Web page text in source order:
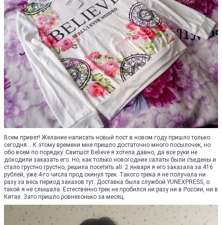
Всем привет! Желание написать новый пост в новом году пришло только
сегодня... К этому времени мне пришло достаточно много посылочек, но
обо всем по порядку. Свитшот Believe я хотела давно, да все руки не
доходили заказать его. Но, как только новогодние салаты были съедены и
стало грустно грустно, решила посетить ali. 2 января я его заказала за 416
рублей, уже 4-го числа прод скинул трек. Такого трека я не получала ни
разу за весь период заказов тут. Доставка была службой YUNEXPRESS, о
такой я не слышала. Естественно трек не пробился ни разу ни в России, ни в
Китае. Зато пришло ровнехонько за месяц.